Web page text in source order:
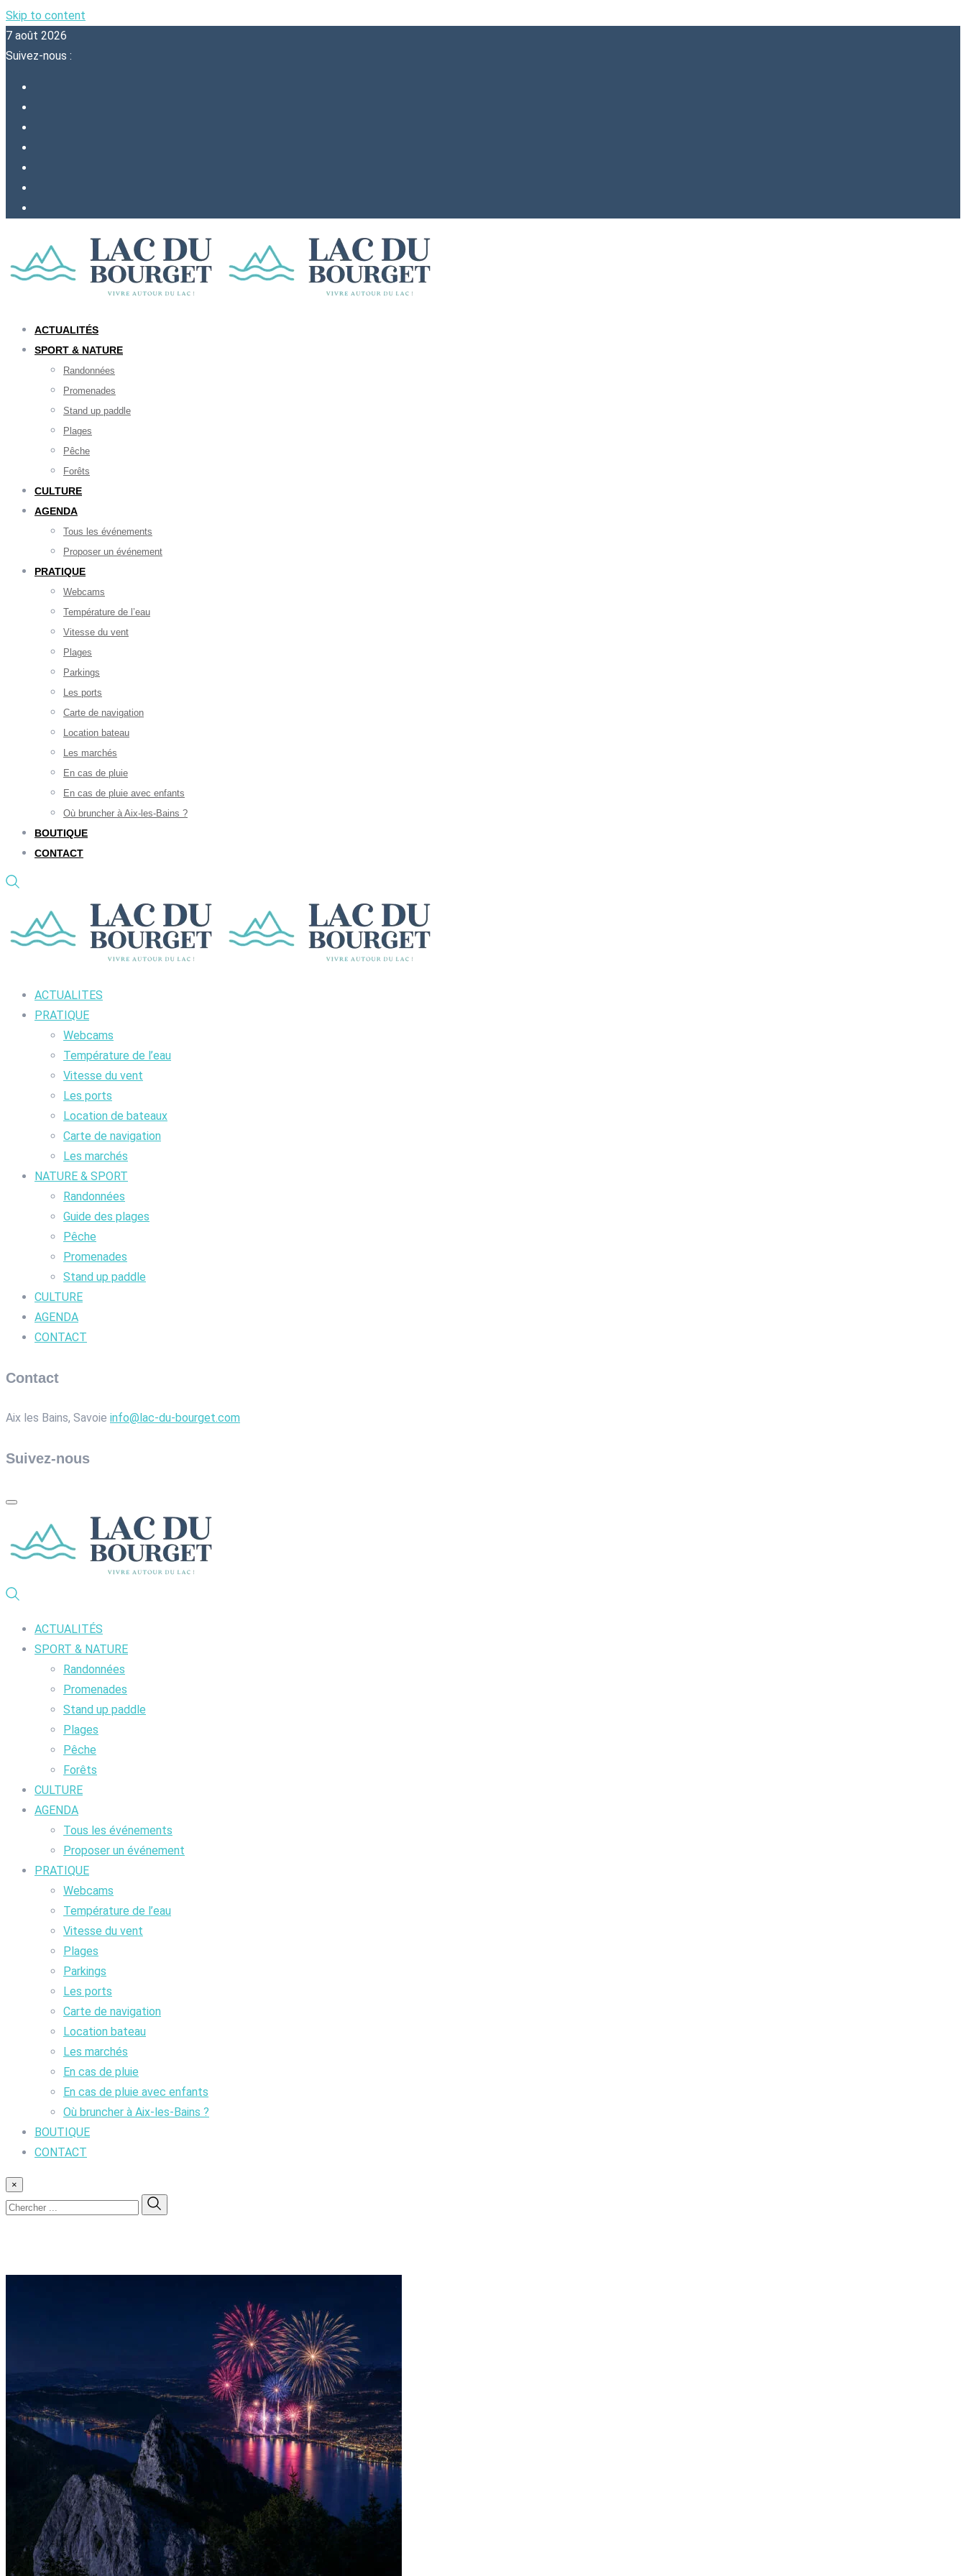
Skip to content
7 août 2026
Suivez-nous :
ACTUALITÉS
SPORT & NATURE
Randonnées
Promenades
Stand up paddle
Plages
Pêche
Forêts
CULTURE
AGENDA
Tous les événements
Proposer un événement
PRATIQUE
Webcams
Température de l’eau
Vitesse du vent
Plages
Parkings
Les ports
Carte de navigation
Location bateau
Les marchés
En cas de pluie
En cas de pluie avec enfants
Où bruncher à Aix-les-Bains ?
BOUTIQUE
CONTACT
ACTUALITES
PRATIQUE
Webcams
Température de l’eau
Vitesse du vent
Les ports
Location de bateaux
Carte de navigation
Les marchés
NATURE & SPORT
Randonnées
Guide des plages
Pêche
Promenades
Stand up paddle
CULTURE
AGENDA
CONTACT
Contact
Aix les Bains, Savoie info@lac-du-bourget.com
Suivez-nous
ACTUALITÉS
SPORT & NATURE
Randonnées
Promenades
Stand up paddle
Plages
Pêche
Forêts
CULTURE
AGENDA
Tous les événements
Proposer un événement
PRATIQUE
Webcams
Température de l’eau
Vitesse du vent
Plages
Parkings
Les ports
Carte de navigation
Location bateau
Les marchés
En cas de pluie
En cas de pluie avec enfants
Où bruncher à Aix-les-Bains ?
BOUTIQUE
CONTACT
×